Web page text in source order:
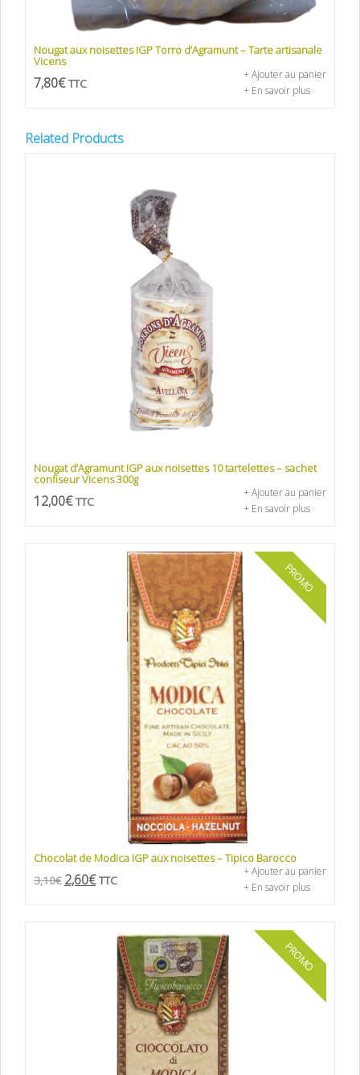
Nougat aux noisettes IGP Torro d’Agramunt – Tarte artisanale
Vicens
7,80€ TTC
+ Ajouter au panier
+ En savoir plus
Related Products
Nougat d’Agramunt IGP aux noisettes 10 tartelettes – sachet
confiseur Vicens 300g
12,00€ TTC
+ Ajouter au panier
+ En savoir plus
PROMO
Chocolat de Modica IGP aux noisettes – Tipico Barocco
3,10€ 2,60€ TTC
+ Ajouter au panier
+ En savoir plus
PROMO